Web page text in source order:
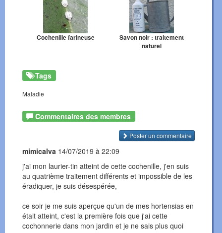
Cochenille farineuse
Savon noir : traitement
naturel
Tags
Maladie
Commentaires des membres
Poster un commentaire
mimicalva 14/07/2019 à 22:09
j'ai mon laurier-tin atteint de cette cochenille, j'en suis
au quatrième traitement différents et impossible de les
éradiquer, je suis désespérée,
ce soir je me suis aperçue qu'un de mes hortensias en
était atteint, c'est la première fois que j'ai cette
cochonnerie dans mon jardin et je ne sais plus quoi